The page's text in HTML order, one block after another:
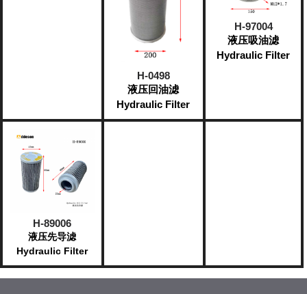
H-0498
液压回油滤
Hydraulic Filter
H-97004
液压吸油滤
Hydraulic Filter
H-89006
液压先导滤
Hydraulic Filter